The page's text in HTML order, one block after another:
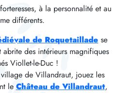
à la personnalité et au
différents.
de Roquetaillade se
abrite des intérieurs magnifiques
Viollet-le-Duc !
de Villandraut, jouez les
le Château de Villandraut,